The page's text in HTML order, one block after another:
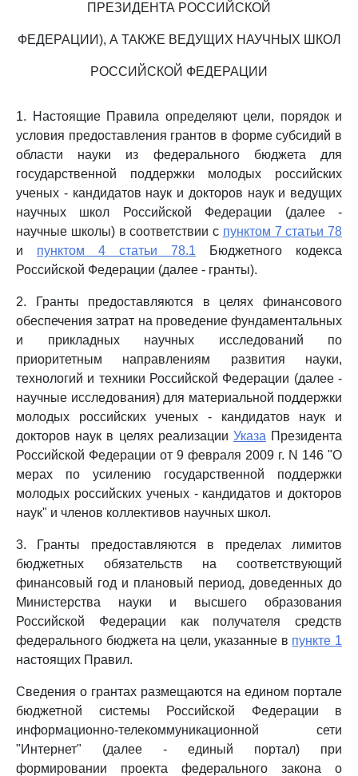
ПРЕЗИДЕНТА РОССИЙСКОЙ
ФЕДЕРАЦИИ), А ТАКЖЕ ВЕДУЩИХ НАУЧНЫХ ШКОЛ
РОССИЙСКОЙ ФЕДЕРАЦИИ
1. Настоящие Правила определяют цели, порядок и
условия предоставления грантов в форме субсидий в
области науки из федерального бюджета для
государственной поддержки молодых российских
ученых - кандидатов наук и докторов наук и ведущих
научных школ Российской Федерации (далее -
научные школы) в соответствии с пунктом 7 статьи 78
и пунктом 4 статьи 78.1 Бюджетного кодекса
Российской Федерации (далее - гранты).
2. Гранты предоставляются в целях финансового
обеспечения затрат на проведение фундаментальных
и прикладных научных исследований по
приоритетным направлениям развития науки,
технологий и техники Российской Федерации (далее -
научные исследования) для материальной поддержки
молодых российских ученых - кандидатов наук и
докторов наук в целях реализации Указа Президента
Российской Федерации от 9 февраля 2009 г. N 146 "О
мерах по усилению государственной поддержки
молодых российских ученых - кандидатов и докторов
наук" и членов коллективов научных школ.
3. Гранты предоставляются в пределах лимитов
бюджетных обязательств на соответствующий
финансовый год и плановый период, доведенных до
Министерства науки и высшего образования
Российской Федерации как получателя средств
федерального бюджета на цели, указанные в пункте 1
настоящих Правил.
Сведения о грантах размещаются на едином портале
бюджетной системы Российской Федерации в
информационно-телекоммуникационной сети
"Интернет" (далее - единый портал) при
формировании проекта федерального закона о